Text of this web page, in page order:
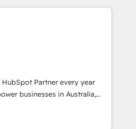
Award-winning creative
As a HubSpot Elite
and process mapping. Our
and collaborative, rooted in
a deep understanding of
unlock value across every
just implement tools – we
right HubSpot setup drives real
sales meetings, and
HubSpot Partner every year
to realise their full
HubSpot CRM